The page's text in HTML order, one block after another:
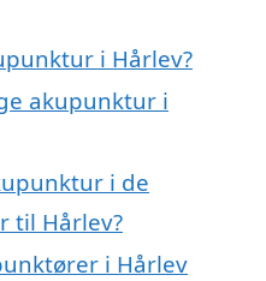
i Hårlev?
akupunktur i
i de
til Hårlev?
i Hårlev